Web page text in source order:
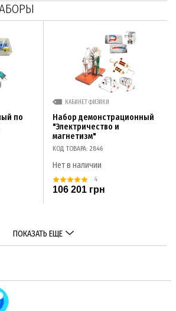
по
КАБИНЕТ ФИЗИКИ
Набор демонстрационный
"Электричество и
магнетизм"
КОД ТОВАРА: 2846
Нет в наличии
4
106 201 грн
ПОКАЗАТЬ ЕЩЕ